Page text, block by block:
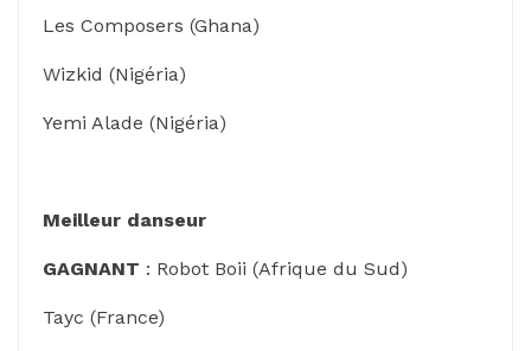
Les Composers (Ghana)
Wizkid (Nigéria)
Yemi Alade (Nigéria)
Meilleur danseur
GAGNANT : Robot Boii (Afrique du Sud)
Tayc (France)